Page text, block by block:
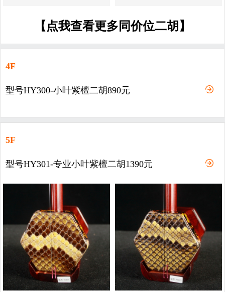
【点我查看更多同价位二胡】
4F
型号HY300-小叶紫檀二胡890元
5F
型号HY301-专业小叶紫檀二胡1390元